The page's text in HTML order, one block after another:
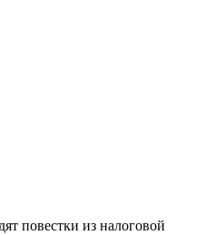
повестки из налоговой